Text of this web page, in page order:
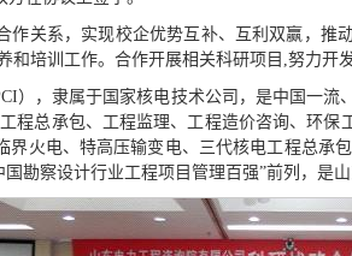
作关系，实现校企优势互补、互利双赢，
和培训工作。合作开展相关科研项目,努力开
），隶属于国家核电技术公司，是中国一
程总承包、工程监理、工程造价咨询、环
火电、特高压输变电、三代核电工程总承
勘察设计行业工程项目管理百强”前列，是山